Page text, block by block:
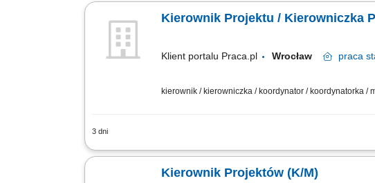
Kierownik Projektu / Kierowniczka
Klient portalu Praca.pl Wrocław praca
kierownik / kierowniczka / koordynator / koordynatorka /
3 dni
Kompleksowe zarządzanie procesem inwestycyjnym w
Kierownik Projektów (K/M)